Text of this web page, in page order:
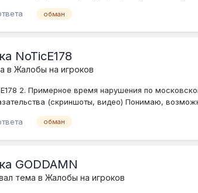
обман
NoTicE178
в Жалобы на игроков
2. Примерное время нарушения по
(скриншоты, видео) Понимаю,
обман
GODDAMN
тема в Жалобы на игроков